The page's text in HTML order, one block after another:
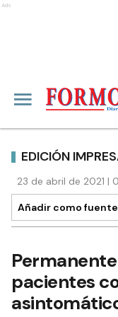
Ads
EDICIÓN
23 de abril de 2021 |
Añadir como
pacientes